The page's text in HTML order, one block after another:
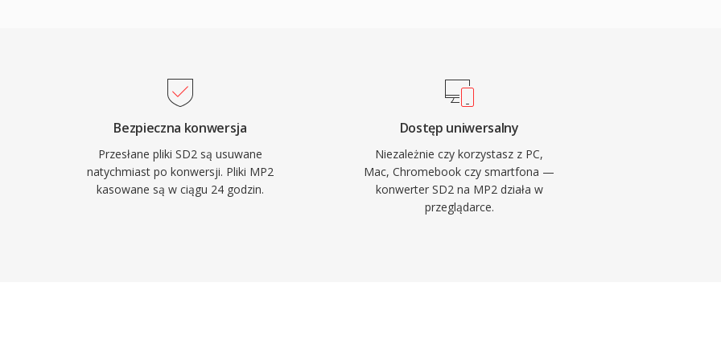
z obrazem. Trzy
po standaryzacji:
kluczowa dla
minimalne opoznienie
na zywo oraz
i azjatyckich
Bezpieczna konwersja
Przesłane pliki SD2 są usuwane
natychmiast po konwersji. Pliki MP2
kasowane są w ciągu 24 godzin.
Dostęp uniwersalny
Niezależnie czy korzystasz z PC,
Mac, Chromebook czy smartfona —
konwerter SD2 na MP2 działa w
przeglądarce.